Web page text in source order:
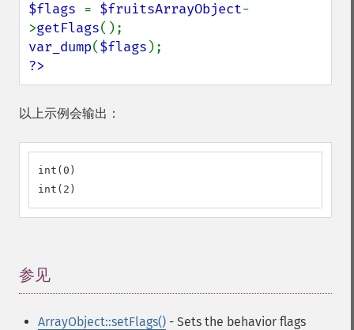
$flags = $fruitsArrayObject-
>getFlags
var_dump($flags
?>
以上示例会输出：
int(0)
int(2)
参见
ArrayObject::setFlags() - Sets the behavior flags